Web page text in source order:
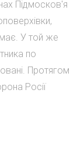
Підмосков'я
У той же
по
Протягом
Росії